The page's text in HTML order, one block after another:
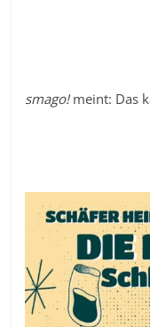
smago!meint: Das